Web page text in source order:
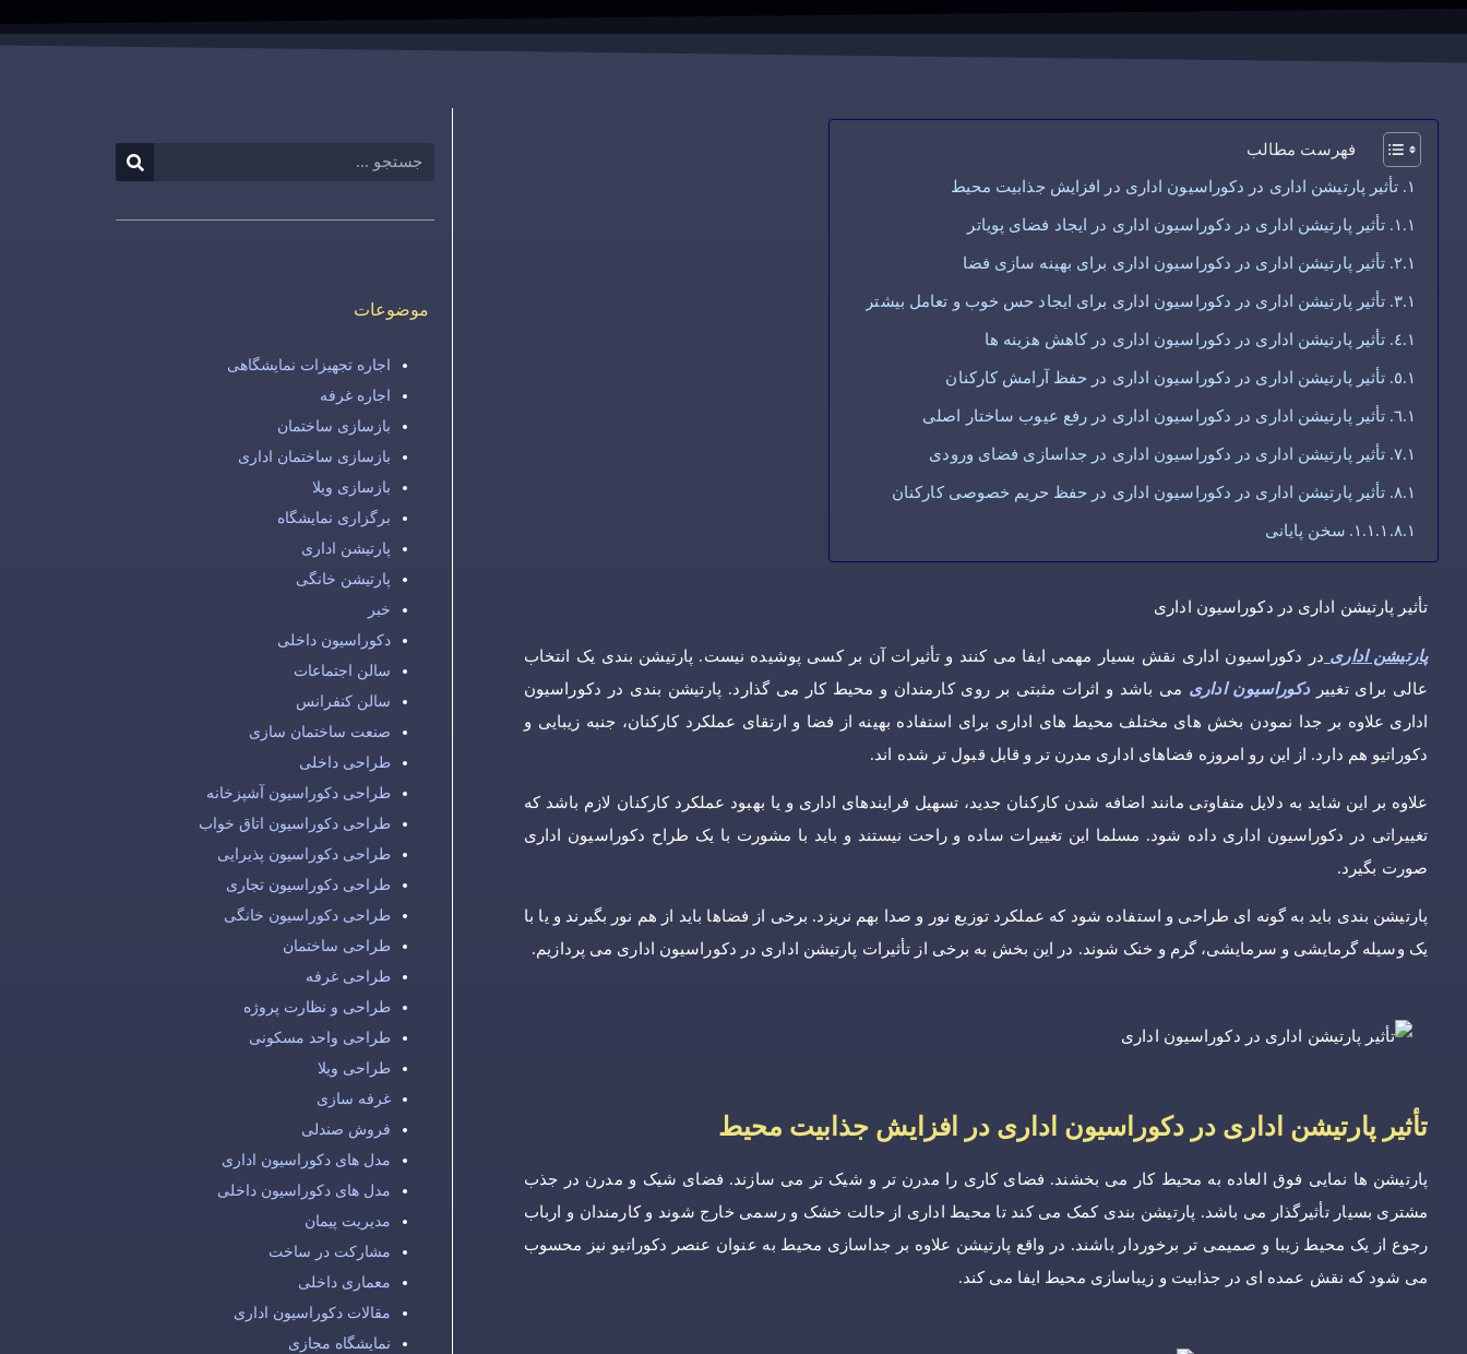
فهرست مطالب
تأثیر پارتیشن اداری در دکوراسیون اداری در افزایش جذابیت محیط
تأثیر پارتیشن اداری در دکوراسیون اداری در ایجاد فضای پویاتر
تأثیر پارتیشن اداری در دکوراسیون اداری برای بهینه سازی فضا
تأثیر پارتیشن اداری در دکوراسیون اداری برای ایجاد حس خوب و تعامل بیشتر
تأثیر پارتیشن اداری در دکوراسیون اداری در کاهش هزینه ها
تأثیر پارتیشن اداری در دکوراسیون اداری در حفظ آرامش کارکنان
تأثیر پارتیشن اداری در دکوراسیون اداری در رفع عیوب ساختار اصلی
تأثیر پارتیشن اداری در دکوراسیون اداری در جداسازی فضای ورودی
تأثیر پارتیشن اداری در دکوراسیون اداری در حفظ حریم خصوصی کارکنان
سخن پایانی
تأثیر پارتیشن اداری در دکوراسیون اداری
پارتیشن اداری در دکوراسیون اداری نقش بسیار مهمی ایفا می کنند و تأثیرات آن بر کسی پوشیده نیست. پارتیشن بندی یک انتخاب
عالی برای تغییردکوراسیون اداری می باشد و اثرات مثبتی بر روی کارمندان و محیط کار می گذارد. پارتیشن بندی در دکوراسیون
اداری علاوه بر جدا نمودن بخش های مختلف محیط های اداری برای استفاده بهینه از فضا و ارتقای عملکرد کارکنان، جنبه زیبایی و
دکوراتیو هم دارد. از این رو امروزه فضاهای اداری مدرن تر و قابل قبول تر شده اند.
علاوه بر این شاید به دلایل متفاوتی مانند اضافه شدن کارکنان جدید، تسهیل فرایندهای اداری و یا بهبود عملکرد کارکنان لازم باشد که
تغییراتی در دکوراسیون اداری داده شود. مسلما این تغییرات ساده و راحت نیستند و باید با مشورت با یک طراح دکوراسیون اداری
صورت بگیرد.
پارتیشن بندی باید به گونه ای طراحی و استفاده شود که عملکرد توزیع نور و صدا بهم نریزد. برخی از فضاها باید از هم نور بگیرند و یا با
یک وسیله گرمایشی و سرمایشی، گرم و خنک شوند. در این بخش به برخی از تأثیرات پارتیشن اداری در دکوراسیون اداری می پردازیم.
تأثیر پارتیشن اداری در دکوراسیون اداری در افزایش جذابیت محیط
پارتیشن ها نمایی فوق العاده به محیط کار می بخشند. فضای کاری را مدرن تر و شیک تر می سازند. فضای شیک و مدرن در جذب
مشتری بسیار تأثیرگذار می باشد. پارتیشن بندی کمک می کند تا محیط اداری از حالت خشک و رسمی خارج شوند و کارمندان و ارباب
رجوع از یک محیط زیبا و صمیمی تر برخوردار باشند. در واقع پارتیشن علاوه بر جداسازی محیط به عنوان عنصر دکوراتیو نیز محسوب
می شود که نقش عمده ای در جذابیت و زیباسازی محیط ایفا می کند.
موضوعات
اجاره تجهیزات نمایشگاهی
اجاره غرفه
بازسازی ساختمان
بازسازی ساختمان اداری
بازسازی ویلا
برگزاری نمایشگاه
پارتیشن اداری
پارتیشن خانگی
خبر
دکوراسیون داخلی
سالن اجتماعات
سالن کنفرانس
صنعت ساختمان سازی
طراحی داخلی
طراحی دکوراسیون آشپزخانه
طراحی دکوراسیون اتاق خواب
طراحی دکوراسیون پذیرایی
طراحی دکوراسیون تجاری
طراحی دکوراسیون خانگی
طراحی ساختمان
طراحی غرفه
طراحی و نظارت پروژه
طراحی واحد مسکونی
طراحی ویلا
غرفه سازی
فروش صندلی
مدل های دکوراسیون اداری
مدل های دکوراسیون داخلی
مدیریت پیمان
مشارکت در ساخت
معماری داخلی
مقالات دکوراسیون اداری
نمایشگاه مجازی